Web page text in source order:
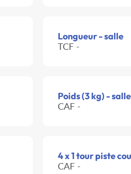
Longueur - salle
TCF -
Poids (3 kg) - salle
CAF -
4 x 1 tour piste
CAF -